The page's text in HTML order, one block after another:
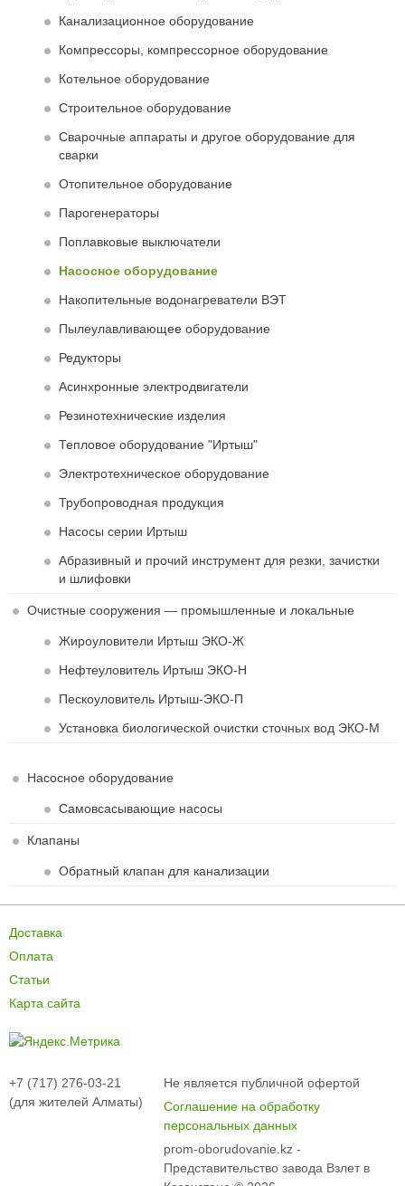
Канализационное оборудование
Компрессоры, компрессорное оборудование
Котельное оборудование
Строительное оборудование
Сварочные аппараты и другое оборудование для
сварки
Отопительное оборудование
Парогенераторы
Поплавковые выключатели
Насосное оборудование
Накопительные водонагреватели ВЭТ
Пылеулавливающее оборудование
Редукторы
Асинхронные электродвигатели
Резинотехнические изделия
Тепловое оборудование "Иртыш"
Электротехническое оборудование
Трубопроводная продукция
Насосы серии Иртыш
Абразивный и прочий инструмент для резки, зачистки
и шлифовки
Очистные сооружения — промышленные и локальные
Жироуловители Иртыш ЭКО-Ж
Нефтеуловитель Иртыш ЭКО-Н
Пескоуловитель Иртыш-ЭКО-П
Установка биологической очистки сточных вод ЭКО-М
Насосное оборудование
Самовсасывающие насосы
Клапаны
Обратный клапан для канализации
Доставка
Оплата
Статьи
Карта сайта
+7 (717) 276-03-21
(для жителей Алматы)
Не является публичной офертой
Соглашение на обработку
персональных данных
prom-oborudovanie.kz -
Представительство завода Взлет в